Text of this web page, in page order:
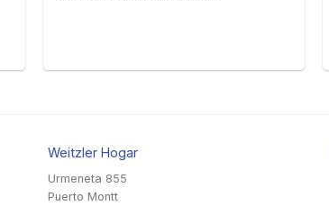
Weitzler Hogar
Urmeneta 855
Puerto Montt